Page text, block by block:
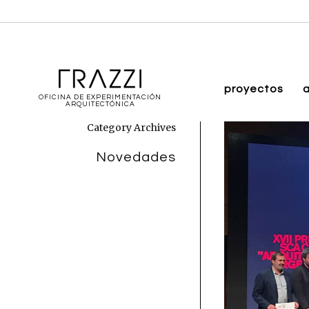
OFICINA DE EXPERIMENTACIÓN
ARQUITECTÓNICA
proyectos
Category Archives
Novedades